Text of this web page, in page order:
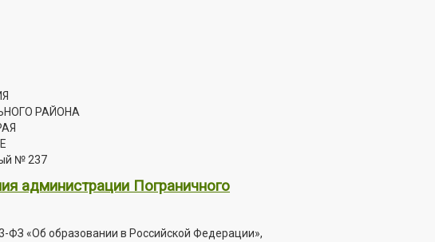
РАЙОНА
№ 237
администрации Пограничного
ФЗ «Об образовании в Российской Федерации»,